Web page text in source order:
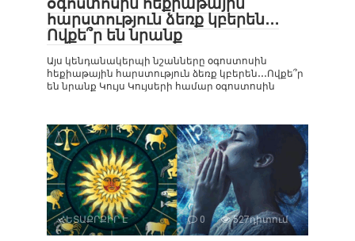
օգոստոսին հեքիաթային
հարստություն ձեռք կբերեն․․․
Ովքե՞ր են նրանք
Այս կենդանակերպի նշանները օգոստոսին
հեքիաթային հարստություն ձեռք կբերեն․․․Ովքե՞ր
են նրանք Կույս Կույսերի համար օգոստոսին
ՀԵՏԱՔՐՔԻՐ Է 0 527դիտում